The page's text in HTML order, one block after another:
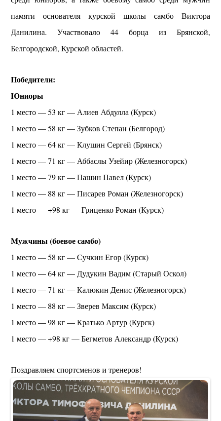
памяти основателя курской школы самбо Виктора
Данилина. Участвовало 44 борца из Брянской,
Белгородской, Курской областей.
Победители:
Юниоры
1 место — 53 кг — Алиев Абдулла (Курск)
1 место — 58 кг — Зубков Степан (Белгород)
1 место — 64 кг — Клушин Сергей (Брянск)
1 место — 71 кг — Аббаслы Узейир (Железногорск)
1 место — 79 кг — Пашин Павел (Курск)
1 место — 88 кг — Писарев Роман (Железногорск)
1 место — +98 кг — Гриценко Роман (Курск)
Мужчины (боевое самбо)
1 место — 58 кг — Сучкин Егор (Курск)
1 место — 64 кг — Дудукин Вадим (Старый Оскол)
1 место — 71 кг — Калюкин Денис (Железногорск)
1 место — 88 кг — Зверев Максим (Курск)
1 место — 98 кг — Кратько Артур (Курск)
1 место — +98 кг — Бегметов Александр (Курск)
Поздравляем спортсменов и тренеров!